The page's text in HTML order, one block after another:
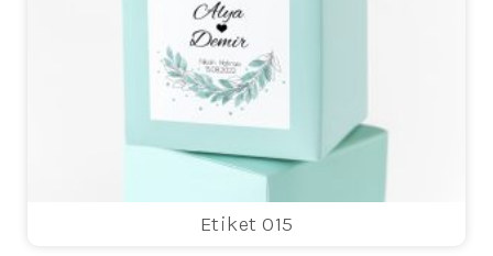
Etiket 015